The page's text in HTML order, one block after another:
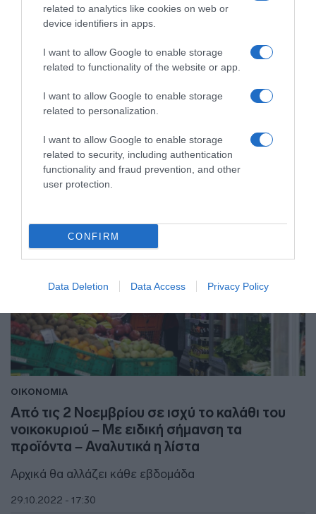
related to analytics like cookies on web or
device identifiers in apps.
I want to allow Google to enable storage
related to functionality of the website or app.
I want to allow Google to enable storage
related to personalization.
I want to allow Google to enable storage
related to security, including authentication
functionality and fraud prevention, and other
user protection.
CONFIRM
Data Deletion Data Access Privacy Policy
ΟΙΚΟΝΟΜΙΑ
νοικοκυριού” – Τι αλλάζει (pics&vid)
06.11.2022 - 10:36
ΟΙΚΟΝΟΜΙΑ
Από τις 2 Νοεμβρίου σε ισχύ το καλάθι του
νοικοκυριού – Με ειδική σήμανση τα
προϊόντα – Αναλυτικά η λίστα
Αρχικά θα αλλάζει κάθε εβδομάδα
29.10.2022 - 17:30